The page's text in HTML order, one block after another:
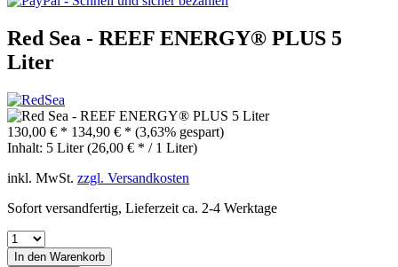
Red Sea - REEF ENERGY® PLUS 5
Liter
130,00 € * 134,90 € * (3,63% gespart)
Inhalt: 5 Liter (26,00 € * / 1 Liter)
inkl. MwSt. zzgl. Versandkosten
Sofort versandfertig, Lieferzeit ca. 2-4 Werktage
In den Warenkorb